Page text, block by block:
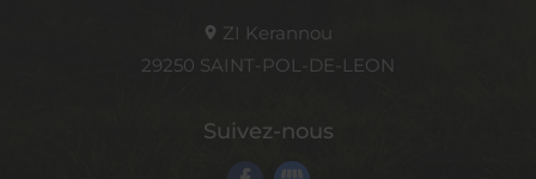
ZI Kerannou
29250 SAINT-POL-DE-LEON
Suivez-nous